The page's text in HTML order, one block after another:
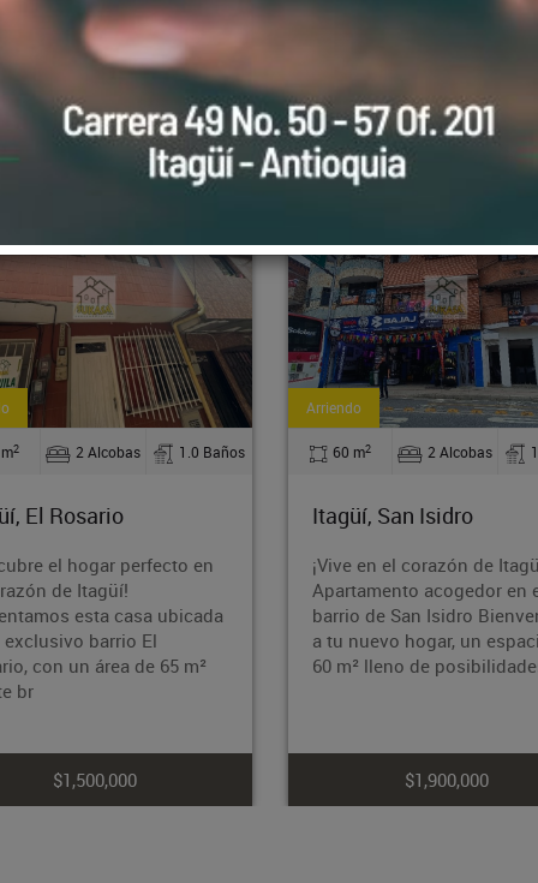
- 3987
m 2 Alcobas 1.0 Baños
San Isidro
en el corazón de Itagüí!
acogedor en el
de San Isidro Bienvenido
hogar, un espacio de
lleno de posibilidades
$1,900,000
Apartamento -
Venta
65 m 3 Alcobas
Itagüí, Bariloche
¡Encuentra tu oasis de paz
Bariloche, Itagüí! Te
presentamos este
apartamento de 65m2,
en la privilegiada unidad
$260,000,000